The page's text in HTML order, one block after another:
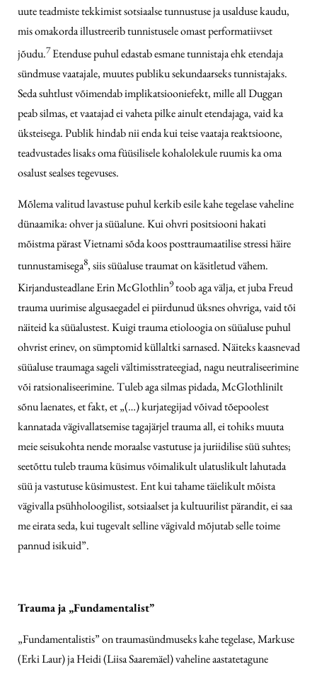
uute teadmiste tekkimist sotsiaalse tunnustuse ja usalduse kaudu,
mis omakorda illustreerib tunnistusele omast performatiivset
jõudu.7Etenduse puhul edastab esmane tunnistaja ehk etendaja
sündmuse vaatajale, muutes publiku sekundaarseks tunnistajaks.
Seda suhtlust võimendab implikatsiooniefekt, mille all Duggan
peab silmas, et vaatajad ei vaheta pilke ainult etendajaga, vaid ka
üksteisega. Publik hindab nii enda kui teise vaataja reaktsioone,
teadvustades lisaks oma füüsilisele kohalolekule ruumis ka oma
osalust sealses tegevuses.
Mõlema valitud lavastuse puhul kerkib esile kahe tegelase vaheline
dünaamika: ohver ja süüalune. Kui ohvri positsiooni hakati
mõistma pärast Vietnami sõda koos posttraumaatilise stressi häire
tunnustamisega8, siis süüaluse traumat on käsitletud vähem.
Kirjandusteadlane Erin McGlothlin9toob aga välja, et juba Freud
trauma uurimise algusaegadel ei piirdunud üksnes ohvriga, vaid tõi
näiteid ka süüalustest. Kuigi trauma etioloogia on süüaluse puhul
ohvrist erinev, on sümptomid küllaltki sarnased. Näiteks kaasnevad
süüaluse traumaga sageli vältimisstrateegiad, nagu neutraliseerimine
või ratsionaliseerimine. Tuleb aga silmas pidada, McGlothlinilt
sõnu laenates, et fakt, et „(…) kurjategijad võivad tõepoolest
kannatada vägivallatsemise tagajärjel trauma all, ei tohiks muuta
meie seisukohta nende moraalse vastutuse ja juriidilise süü suhtes;
seetõttu tuleb trauma küsimus võimalikult ulatuslikult lahutada
süü ja vastutuse küsimustest. Ent kui tahame täielikult mõista
vägivallapsühholoogilist, sotsiaalset ja kultuurilist pärandit, ei saa
me eirata seda, kui tugevalt selline vägivald mõjutab selle toime
pannud isikuid”.
Trauma ja „Fundamentalist”
„Fundamentalistis” on traumasündmuseks kahe tegelase, Markuse
(Erki Laur) ja Heidi (Liisa Saaremäel) vaheline aastatetagune